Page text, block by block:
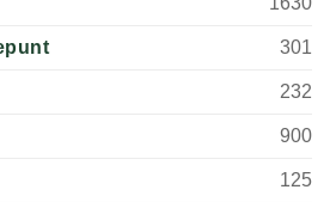
301
232
900
125